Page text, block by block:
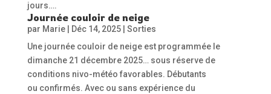
jours….
Journée couloir de neige
par Marie| Déc 14, 2025| Sorties
Une journée couloir de neige est programmée le
dimanche 21 décembre 2025… sous réserve de
conditions nivo-météo favorables. Débutants
ou confirmés. Avec ou sans expérience du